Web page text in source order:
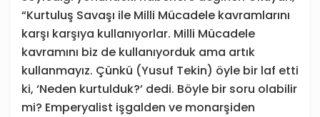
“Kurtuluş Savaşı ile Milli Mücadele kavramlarını
karşı karşıya kullanıyorlar. Milli Mücadele
kavramını biz de kullanıyorduk ama artık
kullanmayız. Çünkü (Yusuf Tekin) öyle bir laf etti
ki, ‘Neden kurtulduk?’ dedi. Böyle bir soru olabilir
mi? Emperyalist işgalden ve monarşiden